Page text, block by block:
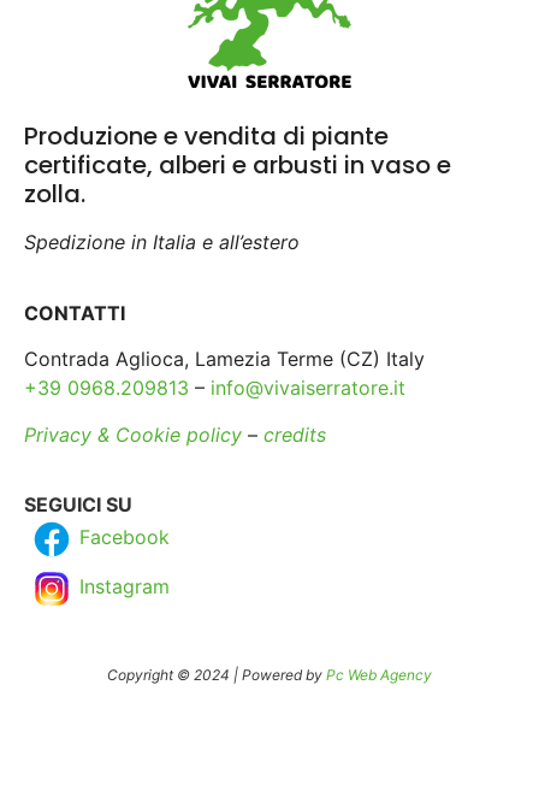
Produzione e vendita di piante
certificate, alberi e arbusti in vaso e
zolla.
Spedizione in Italia e all’estero
CONTATTI
Contrada Aglioca, Lamezia Terme (CZ) Italy
+39 0968.209813 – info@vivaiserratore.it
Privacy & Cookie policy – credits
SEGUICI SU
Facebook
Instagram
Copyright © 2024 | Powered by Pc Web Agency